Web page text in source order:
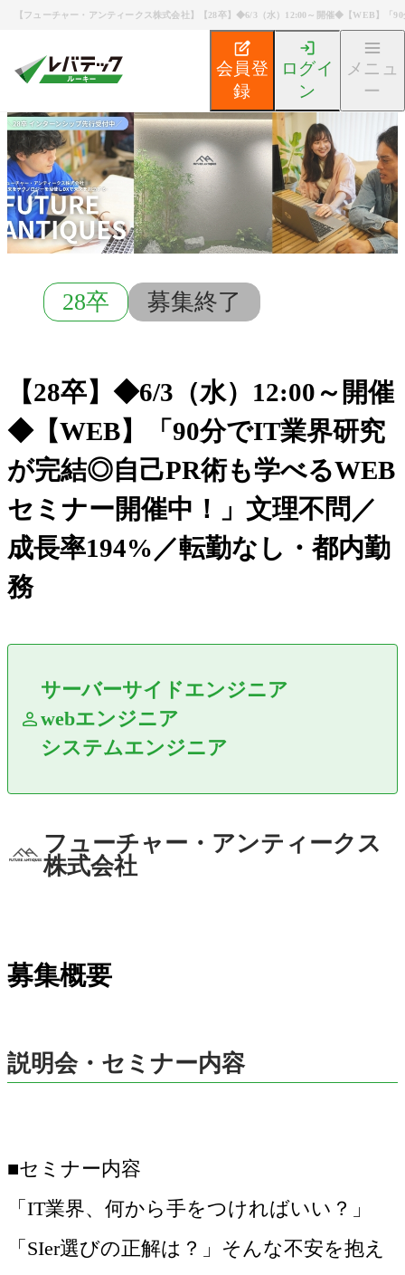
【フューチャー・アンティークス株式会社】【28卒】◆6/3（水）12:00～開催◆【WEB】
会員登
録
ログイ
ン
メニュ
ー
募集検索 【28卒】◆6/3（水
28卒 募集終了
【28卒】◆6/3（水）12:00～開催
◆【WEB】「90分でIT業界研究
が完結◎自己PR術も学べるWEB
セミナー開催中！」文理不問／
成長率194%／転勤なし・都内勤
務
サーバーサイドエンジニア
webエンジニア
システムエンジニア
フューチャー・アンティークス
株式会社
募集概要
説明会・セミナー内容
■セミナー内容
「IT業界、何から手をつければいい？」
「SIer選びの正解は？」そんな不安を抱え